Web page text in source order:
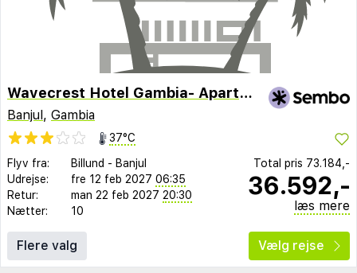
Wavecrest Hotel Gambia- Apartments
Banjul, Gambia
37°C
Flyv fra:
Billund - Banjul
Udrejse:
fre 12 feb 2027 06:35
Retur:
man 22 feb 2027 20:30
Nætter:
10
Total pris 73.184,-
36.592,-
læs mere
Flere valg Vælg rejse